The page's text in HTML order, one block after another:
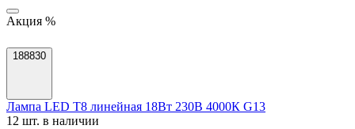
Акция %
188830
Лампа LED T8 линейная 18Вт 230В 4000К G13
12 шт. в наличии